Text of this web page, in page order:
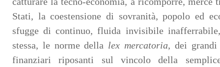
Stati, la coestensione di sovranità, popolo ed
sfugge di continuo, fluida invisibile
stessa, le norme della lex mercatoria, dei grandi
finanziari riposanti sul vincolo della